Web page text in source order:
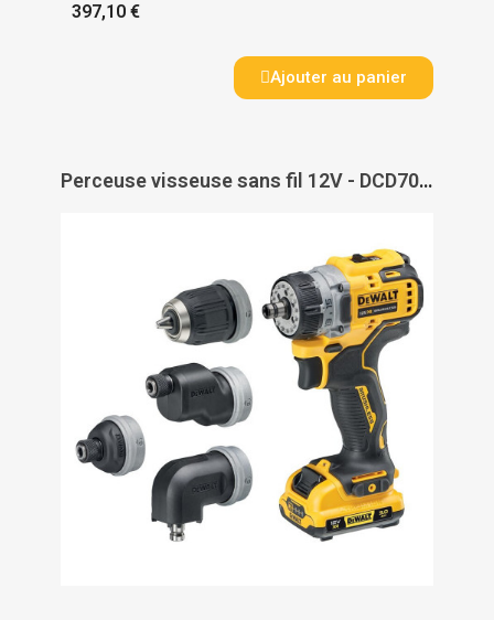
397,10 €
Ajouter au panier
Perceuse visseuse sans fil 12V - DCD703L2T-QW - DEWALT